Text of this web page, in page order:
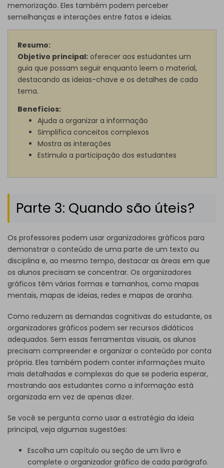
memorização. Eles também podem perceber
semelhanças e interações entre fatos e ideias.
Resumo:
Objetivo principal: oferecer aos estudantes um
guia que possam seguir enquanto leem o material,
destacando as ideias-chave e os detalhes de cada
tema.
Benefícios:
Ajuda a organizar a informação
Simplifica conceitos complexos
Mostra as interações
Estimula a participação dos estudantes
Parte 3: Quando são úteis?
Os professores podem usar organizadores gráficos para
demonstrar o conteúdo de uma parte de um texto ou
disciplina e, ao mesmo tempo, destacar as áreas em que
os alunos precisam se concentrar. Os organizadores
gráficos têm várias formas e tamanhos, como mapas
mentais, mapas de ideias, redes e mapas de aranha.
Como reduzem as demandas cognitivas do estudante, os
organizadores gráficos podem ser recursos didáticos
adequados. Sem essas ferramentas visuais, os alunos
precisam compreender e organizar o conteúdo por conta
própria. Eles também podem conter informações muito
mais detalhadas e complexas do que se poderia esperar,
mostrando aos estudantes como a informação está
organizada em vez de apenas dizer.
Se você se pergunta como usar a estratégia da ideia
principal, veja algumas sugestões:
Escolha um capítulo ou seção de um livro e
complete o organizador gráfico de cada parágrafo.